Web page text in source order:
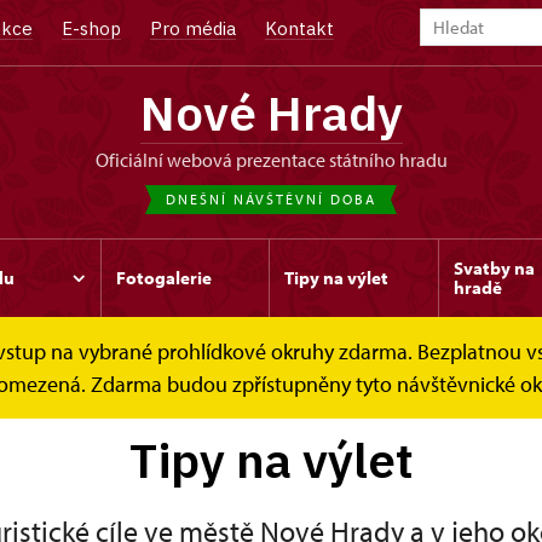
E-shop Pro média Kontakt
Nové Hrady
oficiální webová prezentace státního hradu
DNEŠNÍ NÁVŠTĚVNÍ DOBA
Fotogalerie Tipy na výlet
Svatby na
hradě
na vybrané prohlídkové okruhy zdarma. Bezplatnou
Zdarma budou zpřístupněny tyto návštěvnické
Tipy na výlet
cíle ve městě Nové Hrady a v jeho